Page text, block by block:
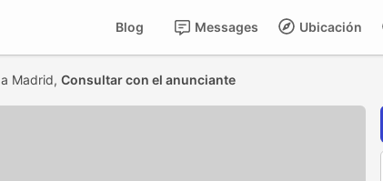
Ubicación
Messages
Blog
Madrid, Consultar con el anunciante